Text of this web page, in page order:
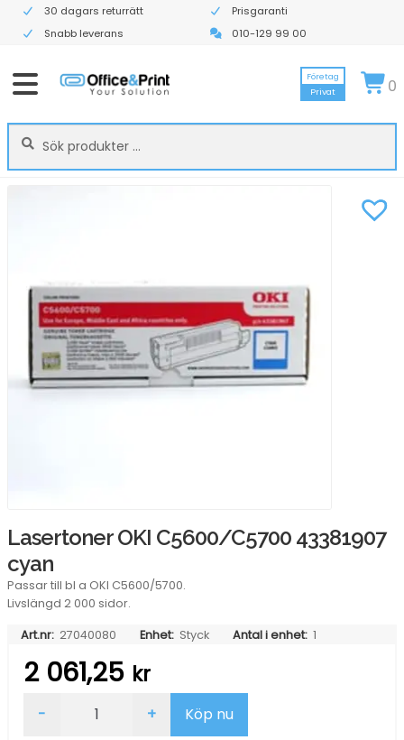
30 dagars returrätt
Prisgaranti
Snabb leverans
010-129 99 00
Sök
efter:
Sök
Företag
Privat
0
Lasertoner OKI C5600/C5700 43381907
cyan
Passar till bl a OKI C5600/5700.
Livslängd 2 000 sidor.
Art.nr: 27040080 Enhet: Styck Antal i enhet: 1
2 061,25 kr
OKI
- + Köp nu